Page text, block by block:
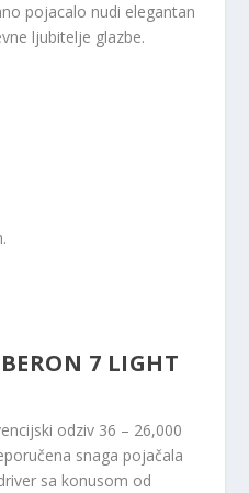
pojacalo nudi elegantan
ljubitelje glazbe.
7 LIGHT
odziv 36 – 26,000
snaga pojačala
sa konusom od